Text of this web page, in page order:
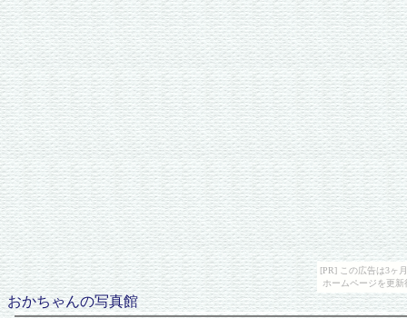
[PR] この広告は3ヶ
ホームページを更
おかちゃんの写真館